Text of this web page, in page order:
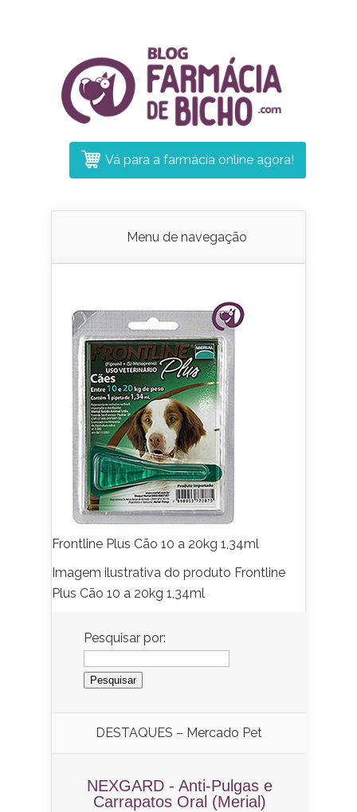
Vá para a farmácia online agora!
Menu de navegação
Frontline Plus Cão 10 a 20kg 1,34ml
Imagem ilustrativa do produto Frontline
Plus Cão 10 a 20kg 1,34ml
Pesquisar por:
DESTAQUES – Mercado Pet
NEXGARD - Anti-Pulgas e
Carrapatos Oral (Merial)